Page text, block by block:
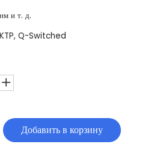
и т. д.
KTP, Q-Switched
Добавить в корзину